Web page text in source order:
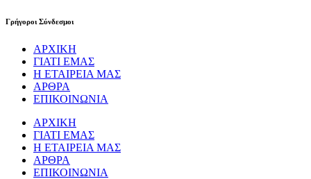
Γρήγοροι Σύνδεσμοι
ΑΡΧΙΚΗ
ΓΙΑΤΙ ΕΜΑΣ
Η ΕΤΑΙΡΕΙΑ ΜΑΣ
ΑΡΘΡΑ
ΕΠΙΚΟΙΝΩΝΙΑ
ΑΡΧΙΚΗ
ΓΙΑΤΙ ΕΜΑΣ
Η ΕΤΑΙΡΕΙΑ ΜΑΣ
ΑΡΘΡΑ
ΕΠΙΚΟΙΝΩΝΙΑ